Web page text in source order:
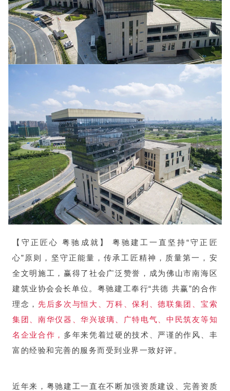
【守正匠心 粤驰成就】 粤驰建工一直坚持“守正匠
心”原则，坚守正能量，传承工匠精神，质量第一，安
全文明施工，赢得了社会广泛赞誉，成为佛山市南海区
建筑业协会会长单位。粤驰建工奉行“共德 共赢”的合作
理念， 先后多次与恒大、万科、保利、德联集团、宝索
集团、南华仪器、华兴玻璃、广特电气、中民筑友等知
名企业合作， 多年来凭着过硬的技术、严谨的作风、丰
富的经验和完善的服务而受到业界一致好评。
近年来，粤驰建工一直在不断加强资质建设、完善资质